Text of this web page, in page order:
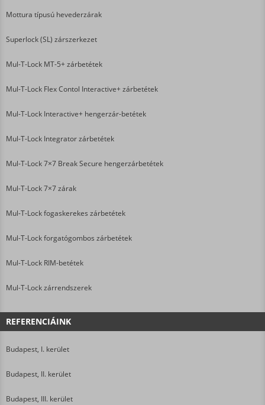
Mottura típusú hevederzárak
Superlock (SL) zárszerkezet
Mul-T-Lock MT-5+ zárbetétek
Mul-T-Lock Flex Contol Interactive+ zárbetétek
Mul-T-Lock Interactive+ hengerzár-betétek
Mul-T-Lock Integrator zárbetétek
Mul-T-Lock 7×7 Break Secure hengerzárbetétek
Mul-T-Lock 7×7 zárak
Mul-T-Lock fogaskerekes zárbetétek
Mul-T-Lock forgatógombos zárbetétek
Mul-T-Lock RIM-betétek
Mul-T-Lock zárrendszerek
REFERENCIÁINK
Budapest, I. kerület
Budapest, II. kerület
Budapest, III. kerület